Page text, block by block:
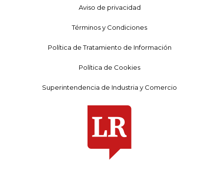
Aviso de privacidad
Términos y Condiciones
Política de Tratamiento de Información
Política de Cookies
Superintendencia de Industria y Comercio